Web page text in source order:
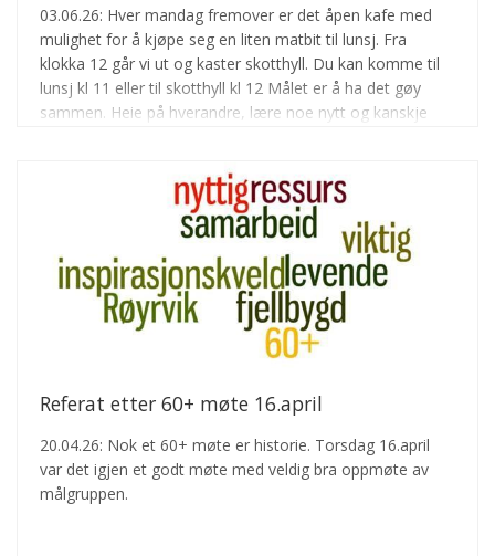
03.06.26: Hver mandag fremover er det åpen kafe med
mulighet for å kjøpe seg en liten matbit til lunsj. Fra
klokka 12 går vi ut og kaster skotthyll. Du kan komme til
lunsj kl 11 eller til skotthyll kl 12 Målet er å ha det gøy
sammen. Heie på hverandre, lære noe nytt og kanskje
Skotthyll som arrangeres for alle Frivilligsentraler i
Namdalen i slutten av august.
Referat etter 60+ møte 16.april
20.04.26: Nok et 60+ møte er historie. Torsdag 16.april
var det igjen et godt møte med veldig bra oppmøte av
målgruppen.